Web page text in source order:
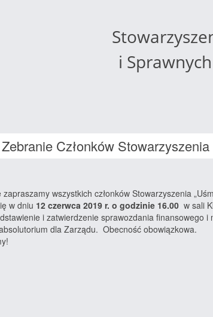
i
Członków Stowarzyszenia
zapraszamy wszystkich członków Stowarzyszenia
w dniu 12 czerwca 2019 r. o godzinie 16.00 w sali
i zatwierdzenie sprawozdania finansowego
dla Zarządu. Obecność obowiązkowa.